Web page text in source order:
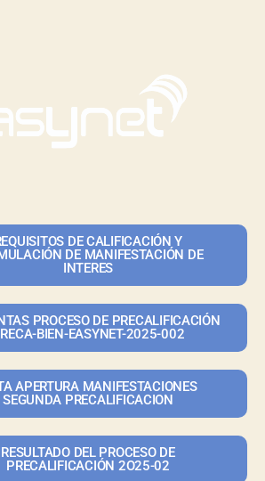
DE CALIFICACIÓN Y
DE MANIFESTACIÓN DE
INTERES
PROCESO DE PRECALIFICACIÓN
BIEN-EASYNET-2025-002
APERTURA MANIFESTACIONES
SEGUNDA PRECALIFICACION
RESULTADO DEL PROCESO DE
PRECALIFICACIÓN 2O25-02